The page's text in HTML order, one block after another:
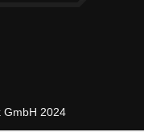
GmbH 2024